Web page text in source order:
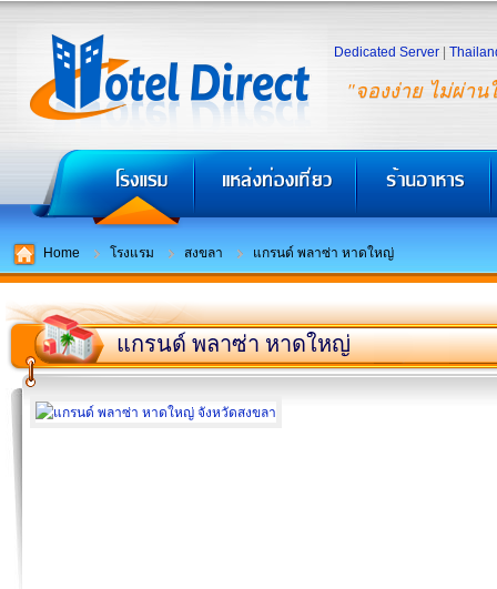
"จองง่าย ไม่ผ่าน
Dedicated Server
Home โรงแรม สงขลา แกรนด์ พลาซ่า หาดใหญ่
แกรนด์ พลาซ่า หาดใหญ่